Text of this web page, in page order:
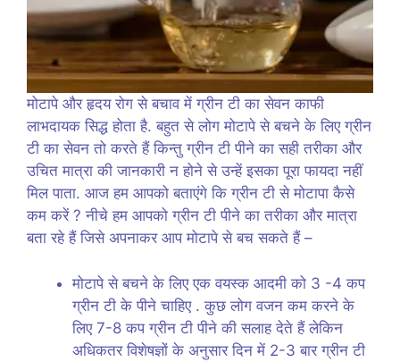
मोटापे और हृदय रोग से बचाव में ग्रीन टी का सेवन काफी
लाभदायक सिद्ध होता है. बहुत से लोग मोटापे से बचने के लिए ग्रीन
टी का सेवन तो करते हैं किन्तु ग्रीन टी पीने का सही तरीका और
उचित मात्रा की जानकारी न होने से उन्हें इसका पूरा फायदा नहीं
मिल पाता. आज हम आपको बताएंगे कि ग्रीन टी से मोटापा कैसे
कम करें ? नीचे हम आपको ग्रीन टी पीने का तरीका और मात्रा
बता रहे हैं जिसे अपनाकर आप मोटापे से बच सकते हैं –
मोटापे से बचने के लिए एक वयस्क आदमी को 3 -4 कप
ग्रीन टी के पीने चाहिए . कुछ लोग वजन कम करने के
लिए 7-8 कप ग्रीन टी पीने की सलाह देते हैं लेकिन
अधिकतर विशेषज्ञों के अनुसार दिन में 2-3 बार ग्रीन टी